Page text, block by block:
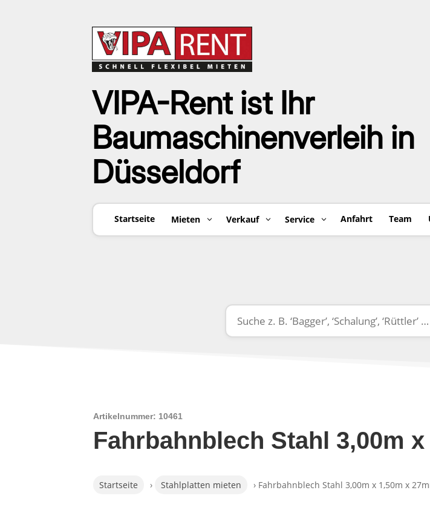
VIPA-Rent ist Ihr
Baumaschinenverleih in
Düsseldorf
Startseite Mieten Verkauf Service Anfahrt Team
Artikelnummer: 10461
Fahrbahnblech Stahl 3,00m
Startseite › Stahlplatten mieten › Fahrbahnblech Stahl 3,00m x 1,50m x